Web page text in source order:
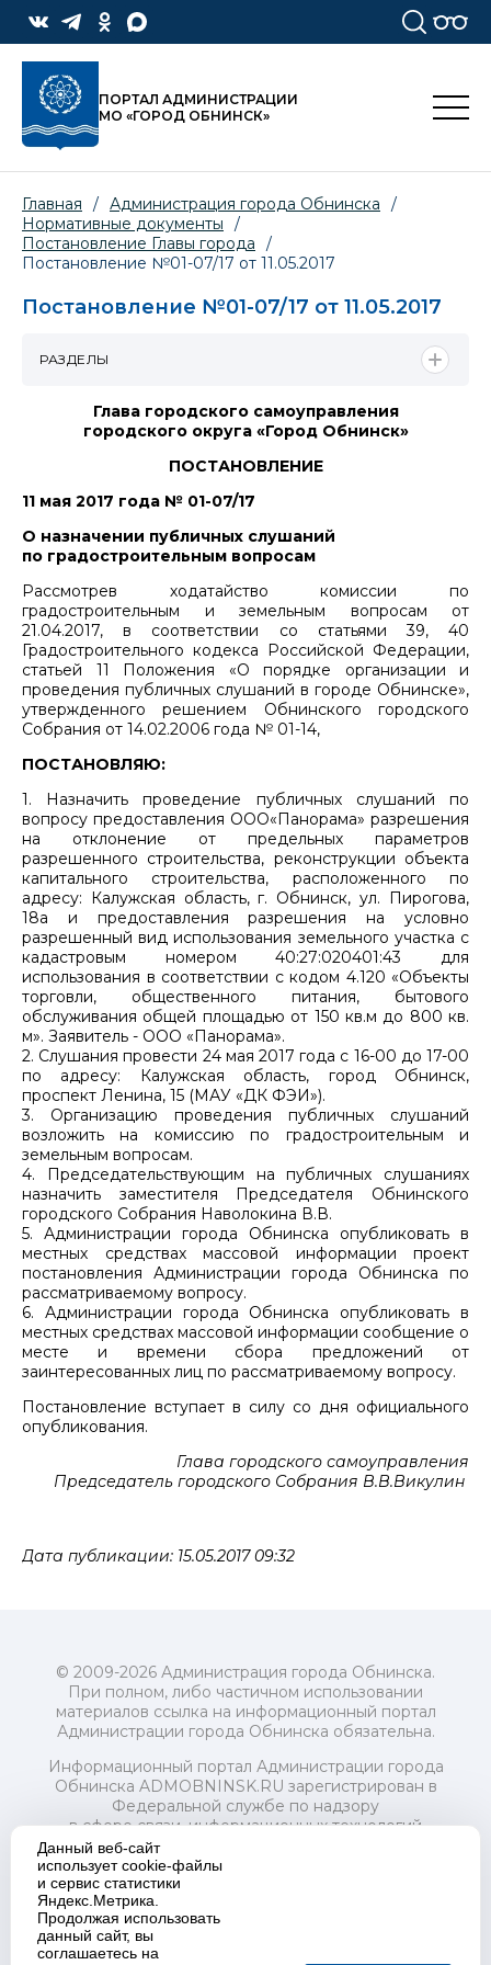
ПОРТАЛ АДМИНИСТРАЦИИ
МО «ГОРОД ОБНИНСК»
Главная / Администрация города Обнинска
/
Нормативные документы
/
Постановление Главы города
/
Постановление №01-07/17 от 11.05.2017
Постановление №01-07/17 от 11.05.2017
Глава городского самоуправления
городского округа «Город Обнинск»
ПОСТАНОВЛЕНИЕ
11 мая 2017 года № 01-07/17
О назначении публичных слушаний
по градостроительным вопросам
Рассмотрев ходатайство комиссии по
градостроительным и земельным вопросам от
21.04.2017, в соответствии со статьями 39, 40
Градостроительного кодекса Российской Федерации,
статьей 11 Положения «О порядке организации и
проведения публичных слушаний в городе Обнинске»,
утвержденного решением Обнинского городского
Собрания от 14.02.2006 года № 01-14,
ПОСТАНОВЛЯЮ:
1. Назначить проведение публичных слушаний по
вопросу предоставления ООО«Панорама» разрешения
на отклонение от предельных параметров
разрешенного строительства, реконструкции объекта
капитального строительства, расположенного по
адресу: Калужская область, г. Обнинск, ул. Пирогова,
18а и предоставления разрешения на условно
разрешенный вид использования земельного участка с
кадастровым номером 40:27:020401:43 для
использования в соответствии с кодом 4.120 «Объекты
торговли, общественного питания, бытового
обслуживания общей площадью от 150 кв.м до 800 кв.
м». Заявитель - ООО «Панорама».
2. Слушания провести 24 мая 2017 года с 16-00 до 17-00
по адресу: Калужская область, город Обнинск,
проспект Ленина, 15 (МАУ «ДК ФЭИ»).
3. Организацию проведения публичных слушаний
возложить на комиссию по градостроительным и
земельным вопросам.
4. Председательствующим на публичных слушаниях
назначить заместителя Председателя Обнинского
городского Собрания Наволокина В.В.
5. Администрации города Обнинска опубликовать в
местных средствах массовой информации проект
постановления Администрации города Обнинска по
рассматриваемому вопросу.
6. Администрации города Обнинска опубликовать в
местных средствах массовой информации сообщение о
месте и времени сбора предложений от
заинтересованных лиц по рассматриваемому вопросу.
Постановление вступает в силу со дня официального
опубликования.
Глава городского самоуправления
Председатель городского Собрания В.В.Викулин
Дата публикации: 15.05.2017 09:32
РАЗДЕЛЫ
© 2009-2026 Администрация города Обнинска.
При полном, либо частичном использовании
материалов ссылка на информационный портал
Администрации города Обнинска обязательна.
Информационный портал Администрации города
Обнинска ADMOBNINSK.RU зарегистрирован в
Федеральной службе по надзору
в сфере связи, информационных технологий
и массовых коммуникаций (Роскомнадзор) 24 июля
2018 года.
Свидетельство о регистрации Эл № ФС77-73321
Учредитель: Администрация (исполнительно-
распорядительный орган) городского округа "Город
Обнинск". Главный редактор: Байкова Е.А.
Данный веб-сайт
использует cookie-файлы
и сервис статистики
Яндекс.Метрика.
Продолжая использовать
данный сайт, вы
соглашаетесь на